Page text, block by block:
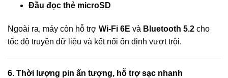
Đầu đọc thẻ microSD
Ngoài ra, máy còn hỗ trợ Wi-Fi 6E và Bluetooth 5.2 cho
tốc độ truyền dữ liệu và kết nối ổn định vượt trội.
6. Thời lượng pin ấn tượng, hỗ trợ sạc nhanh